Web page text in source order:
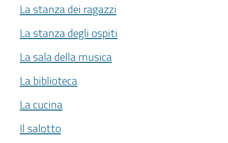
La stanza dei ragazzi
La stanza degli ospiti
La sala della musica
La biblioteca
La cucina
Il salotto